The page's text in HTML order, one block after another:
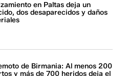
en Paltas deja un
dos desaparecidos y daños
de Birmania: Al menos 200
y más de 700 heridos deja el